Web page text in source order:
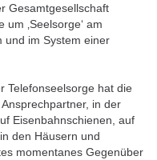
Gesamtgesellschaft
‚Seelsorge‘ am
und im System einer
Telefonseelsorge hat die
in der
Eisenbahnschienen, auf
den Häusern und
momentanes Gegenüber